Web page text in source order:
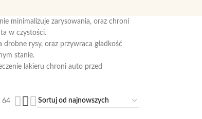
minimalizuje zarysowania, oraz chroni
w czystości.
rysy, oraz przywraca gładkość
stanie.
lakieru chroni auto przed
64